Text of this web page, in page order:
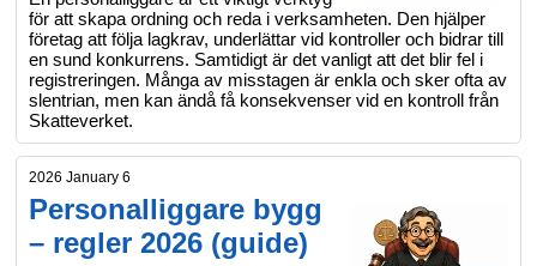
för att skapa ordning och reda i verksamheten. Den hjälper
företag att följa lagkrav, underlättar vid kontroller och bidrar till
en sund konkurrens. Samtidigt är det vanligt att det blir fel i
registreringen. Många av misstagen är enkla och sker ofta av
slentrian, men kan ändå få konsekvenser vid en kontroll från
Skatteverket.
2026 January 6
Personalliggare bygg
– regler 2026 (guide)